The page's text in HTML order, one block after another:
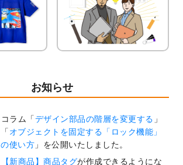
お知らせ
コラム「デザイン部品の階層を変更する 」
「 オブジェクトを固定する「ロック機能」
の使い方 」を公開いたしました。
【新商品】商品タグが作成できるようにな